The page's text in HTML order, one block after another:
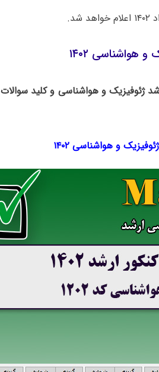
هواشناسی ۱۴۰۲
ژئوفیزیک و هواشناسی و کلید سوالات
و هواشناسی ۱۴۰۲